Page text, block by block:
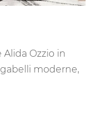
Ozzio in
moderne,